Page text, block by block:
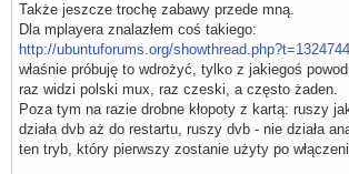
    service = TV4 (TP EmiTel)
    service = TV Puls (TP EmiTel)
    service = TVN Siedem (TP EmiTel)
    service = PULS 2 (TP EmiTel)
    service = TV7 (TP EmiTel)
    service = TV8 (TP EmiTel)
tune to: QAM_64   f = 690000 kHz
(time: 02:48) ----------no
tune to: QAM_64   f = 690000 kHz
(time: 02:49) ----------no
Także jeszcze trochę zabawy przede mną.
Dla mplayera znalazłem coś takiego:
http://ubuntuforums.org/showthread.php?t=1324744
właśnie próbuję to wdrożyć, tylko z jakiegoś
raz widzi polski mux, raz czeski, a często żaden.
Poza tym na razie drobne kłopoty z kartą: ruszy
działa dvb aż do restartu, ruszy dvb - nie działa
ten tryb, który pierwszy zostanie użyty po